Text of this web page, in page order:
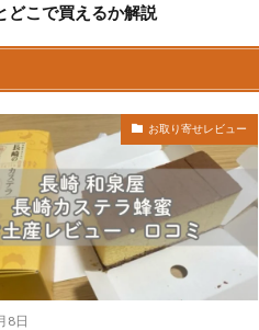
どこで買えるか解説
お取り寄せレビュー
8日